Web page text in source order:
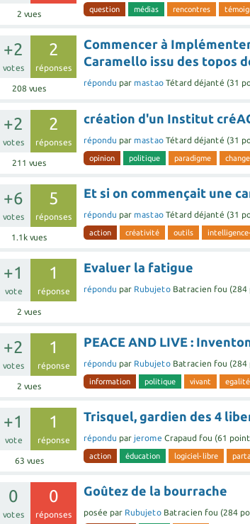
2 vues question médias rencontres
+2
votes
2
réponses
208 vues
Commencer à
Caramello issu des topos
répondu par mastao Tétard déjanté (31
+2
votes
2
réponses
211 vues
création d'un Institut
répondu par mastao Tétard déjanté (31
opinion politique paradigme
+6
votes
5
réponses
1.1k vues
Et si on commençait une
répondu par mastao Tétard déjanté (31
action créativité outils
+1
vote
1
réponse
2 vues
Evaluer la fatigue
répondu par Rubujeto Batracien fou (284
+2
votes
1
réponse
2 vues
PEACE AND LIVE :
répondu par Rubujeto Batracien fou (284
information politique vivant egalité
+1
vote
1
réponse
63 vues
Trisquel, gardien des 4
répondu par jerome Crapaud fou (61
action éducation logiciel-libre
0
votes
0
réponses
Goûtez de la bourrache
posée par Rubujeto Batracien fou (284